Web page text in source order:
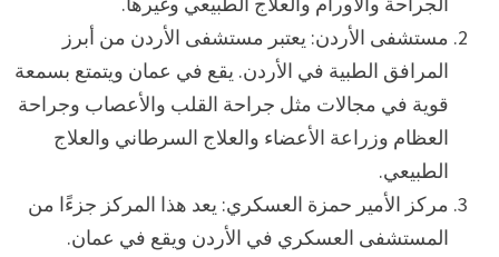
مستشفى الأردن: يعتبر مستشفى الأردن من أبرز
المرافق الطبية في الأردن. يقع في عمان ويتمتع بسمعة
قوية في مجالات مثل جراحة القلب والأعصاب وجراحة
العظام وزراعة الأعضاء والعلاج السرطاني والعلاج
الطبيعي.
مركز الأمير حمزة العسكري: يعد هذا المركز جزءًا من
المستشفى العسكري في الأردن ويقع في عمان.